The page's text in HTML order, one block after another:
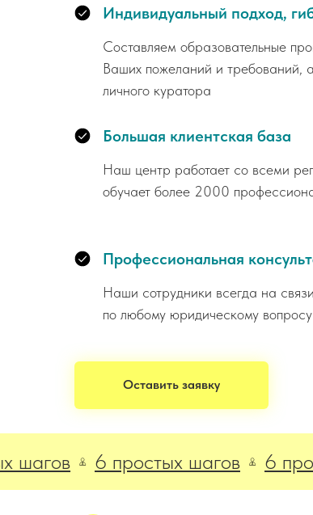
Индивидуальный подход,
Составляем образовательные
Ваших пожеланий и требований,
личного куратора
Большая клиентская база
Наш центр работает со всеми
обучает более 2000
Профессиональная
Наши сотрудники всегда на
по любому юридическому вопросу
Оставить заявку
6 простых шагов 6